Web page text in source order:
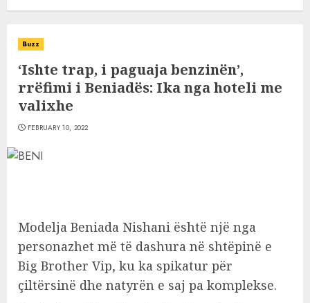
Buzz
‘Ishte trap, i paguaja benzinën’,
rrëfimi i Beniadës: Ika nga hoteli me
valixhe
FEBRUARY 10, 2022
Modelja Beniada Nishani është një nga
personazhet më të dashura në shtëpinë e
Big Brother Vip, ku ka spikatur për
çiltërsinë dhe natyrën e saj pa komplekse.